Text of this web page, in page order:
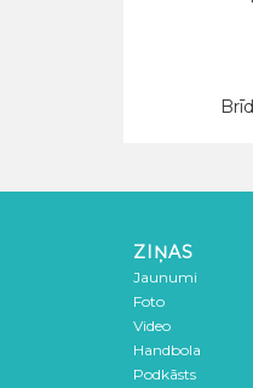
ZIŅAS
Jaunumi
Foto
Video
Handbola
Podkāsts